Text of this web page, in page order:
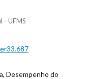
- UFMS
Desempenho do